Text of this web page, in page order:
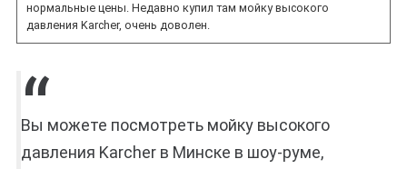
нормальные цены. Недавно купил там мойку высокого
давления Karcher, очень доволен.
Вы можете посмотреть мойку высокого
давления Karcher в Минске в шоу-руме,